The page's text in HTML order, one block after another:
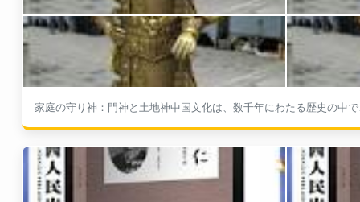
家庭の守り神：門神と土地神中国文化は、数千年にわたる歴史の中